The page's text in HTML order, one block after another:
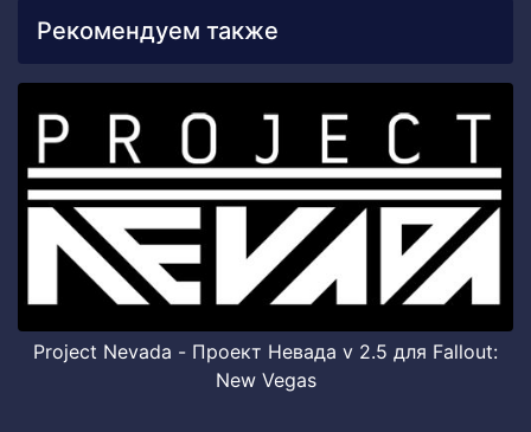
Рекомендуем также
Project Nevada - Проект Невада v 2.5 для Fallout:
New Vegas